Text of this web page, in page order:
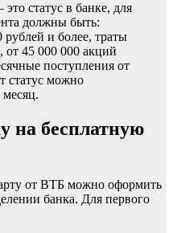
статус в банке, для
должны быть:
рублей и более, траты
от 45 000 000 акций
поступления от
статус можно
месяц.
на бесплатную
от ВТБ можно оформить
банка. Для первого